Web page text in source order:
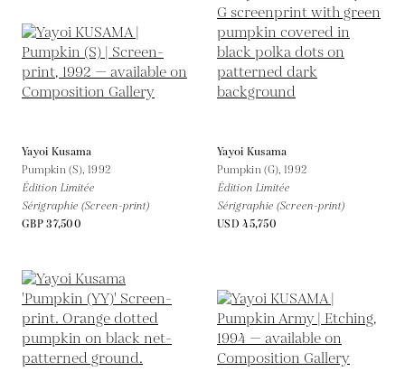
Yayoi Kusama
Pumpkin (S),1992
Édition Limitée
Sérigraphie (Screen-print)
GBP 37,500
Yayoi Kusama
Pumpkin (G),1992
Édition Limitée
Sérigraphie (Screen-print)
USD 45,750